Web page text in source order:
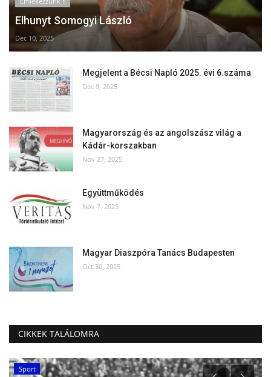
Elhunyt Somogyi László
Dec 10, 2025
Megjelent a Bécsi Napló 2025. évi 6.száma
Dec 9, 2025
Magyarország és az angolszász világ a
Kádár-korszakban
Nov 27, 2025
Együttműködés
Nov 7, 2025
Magyar Diaszpóra Tanács Budapesten
Oct 30, 2025
CIKKEK TALÁLOMRA
Sport